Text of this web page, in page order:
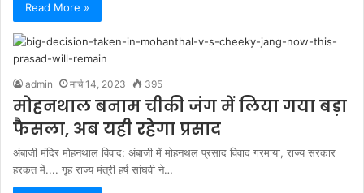
Read More »
admin मार्च 14, 2023 395
मोहनथाल बनाम चीकी जंग में लिया गया बड़ा
फैसला, अब यही रहेगा प्रसाद
अंबाजी मंदिर मोहनथाल विवाद: अंबाजी में मोहनथल प्रसाद विवाद गरमाया, राज्य सरकार
हरकत में.... गृह राज्य मंत्री हर्ष सांघवी ने…